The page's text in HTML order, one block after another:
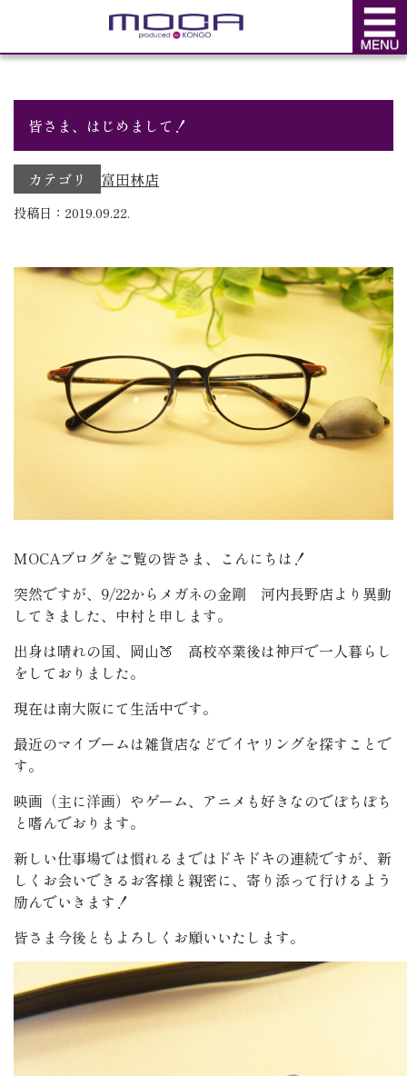
BLOG
皆さま、はじめまして！
カテゴリ 富田林店
投稿日：2019.09.22.
MOCAブログをご覧の皆さま、こんにちは！
突然ですが、9/22からメガネの金剛 河内長野店より異動
してきました、中村と申します。
出身は晴れの国、岡山🍑 高校卒業後は神戸で一人暮らし
をしておりました。
現在は南大阪にて生活中です。
最近のマイブームは雑貨店などでイヤリングを探すことで
す。
映画（主に洋画）やゲーム、アニメも好きなのでぽちぽち
と嗜んでおります。
新しい仕事場では慣れるまではドキドキの連続ですが、新
しくお会いできるお客様と親密に、寄り添って行けるよう
励んでいきます！
皆さま今後ともよろしくお願いいたします。